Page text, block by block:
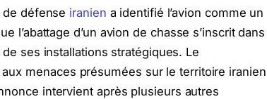
défense iranien a identifié l’avion comme un
l’abattage d’un avion de chasse s’inscrit dans
ses installations stratégiques. Le
menaces présumées sur le territoire iranien
intervient après plusieurs autres